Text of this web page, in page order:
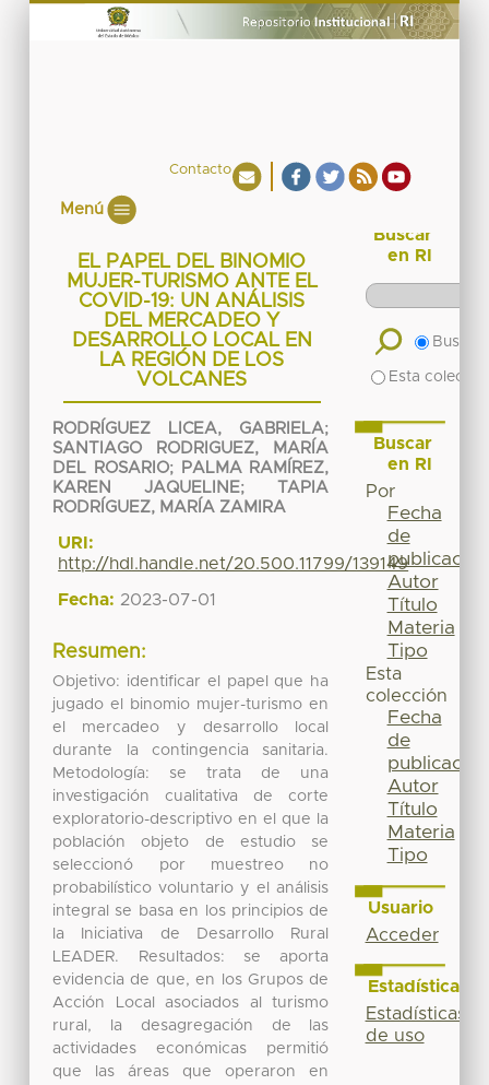
Contacto
Menú
EL PAPEL DEL BINOMIO
MUJER-TURISMO ANTE EL
COVID-19: UN ANÁLISIS
DEL MERCADEO Y
DESARROLLO LOCAL EN
LA REGIÓN DE LOS
VOLCANES
RODRÍGUEZ LICEA, GABRIELA;
SANTIAGO RODRIGUEZ, MARÍA
DEL ROSARIO;
PALMA RAMÍREZ,
KAREN JAQUELINE;
TAPIA
RODRÍGUEZ, MARÍA ZAMIRA
URI:
http://hdl.handle.net/20.500.11799/139149
Fecha: 2023-07-01
Resumen:
Objetivo: identificar el papel que ha
jugado el binomio mujer-turismo en
el mercadeo y desarrollo local
durante la contingencia sanitaria.
Metodología: se trata de una
investigación cualitativa de corte
exploratorio-descriptivo en el que la
población objeto de estudio se
seleccionó por muestreo no
probabilístico voluntario y el análisis
integral se basa en los principios de
la Iniciativa de Desarrollo Rural
LEADER. Resultados: se aporta
evidencia de que, en los Grupos de
Acción Local asociados al turismo
rural, la desagregación de las
actividades económicas permitió
que las áreas que operaron en
Buscar
en RI
Buscar
Esta
Buscar
en RI
Por
Fecha
de
publicación
Autor
Título
Materia
Tipo
Esta
colección
Fecha
de
publicación
Autor
Título
Materia
Tipo
Usuario
Acceder
Estadísticas
Estadísticas
de uso